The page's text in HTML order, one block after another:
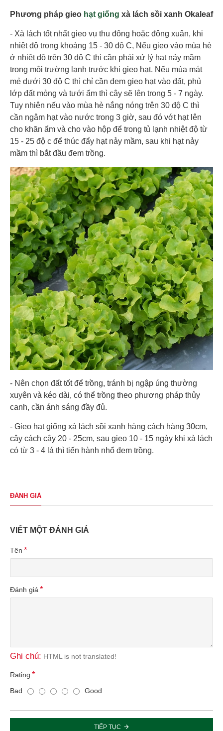
Phương pháp gieo hạt giống xà lách sồi xanh Okaleaf
- Xà lách tốt nhất gieo vụ thu đông hoặc đông xuân, khi
nhiệt độ trong khoảng 15 - 30 độ C, Nếu gieo vào mùa hè
ở nhiệt độ trên 30 độ C thì cần phải xử lý hạt nảy mầm
trong môi trường lạnh trước khi gieo hạt. Nếu mùa mát
mẻ dưới 30 độ C thì chỉ cần đem gieo hạt vào đất, phủ
lớp đất mỏng và tưới ẩm thì cây sẽ lên trong 5 - 7 ngày.
Tuy nhiên nếu vào mùa hè nắng nóng trên 30 độ C thì
cần ngâm hạt vào nước trong 3 giờ, sau đó vớt hạt lên
cho khăn ẩm và cho vào hộp để trong tủ lạnh nhiệt độ từ
15 - 25 độ c để thúc đẩy hạt nảy mầm, sau khi hạt nảy
mầm thì bắt đầu đem trồng.
- Nên chọn đất tốt để trồng, tránh bị ngập úng thường
xuyên và kéo dài, có thể trồng theo phương pháp thủy
canh, cần ánh sáng đầy đủ.
- Gieo hạt giống xà lách sồi xanh hàng cách hàng 30cm,
cây cách cây 20 - 25cm, sau gieo 10 - 15 ngày khi xà lách
có từ 3 - 4 lá thì tiến hành nhổ đem trồng.
ĐÁNH GIÁ
VIẾT MỘT ĐÁNH GIÁ
Tên
Đánh giá
Ghi chú: HTML is not translated!
Rating
Bad
Good
TIẾP TỤC